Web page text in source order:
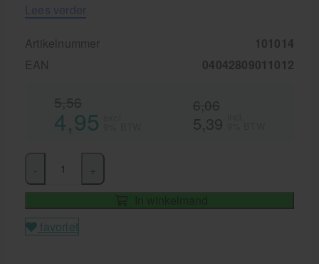
Lees verder
Artikelnummer
101014
EAN
04042809011012
5,56
4,95 6,06
5,39
In winkelmand
favoriet